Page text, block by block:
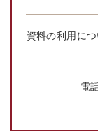
資料の利用に
電